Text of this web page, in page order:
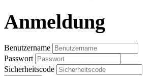
Anmeldung
Benutzername
Passwort
Sicherheitscode